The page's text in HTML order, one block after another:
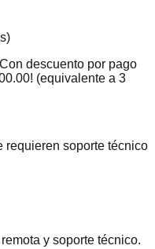
descuento por pago
(equivalente a 3
requieren soporte técnico
y soporte técnico.